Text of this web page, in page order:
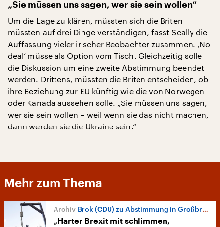
„Sie müssen uns sagen, wer sie sein wollen“
Um die Lage zu klären, müssten sich die Briten
müssten auf drei Dinge verständigen, fasst Scally die
Auffassung vieler irischer Beobachter zusammen. ‚No
deal‘ müsse als Option vom Tisch. Gleichzeitig solle
die Diskussion um eine zweite Abstimmung beendet
werden. Drittens, müssten die Briten entscheiden, ob
ihre Beziehung zur EU künftig wie die von Norwegen
oder Kanada aussehen solle. „Sie müssen uns sagen,
wer sie sein wollen – weil wenn sie das nicht machen,
dann werden sie die Ukraine sein.“
Mehr zum Thema
Brok (CDU) zu Abstimmung in Großbritannien
„Harter Brexit mit schlimmen,